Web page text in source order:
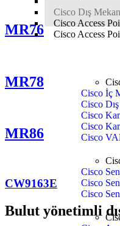
Cisco Dış
Cisco Access
Cisco Access
Cisco İç
Cisco
Cisco
Cisco
Cisco
Cisco
Cisco
Cisco
MR76
MR78
MR86
CW9163E
Bulut yönetimli